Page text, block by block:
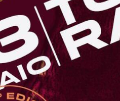
Enter para pesquisar ou ESC